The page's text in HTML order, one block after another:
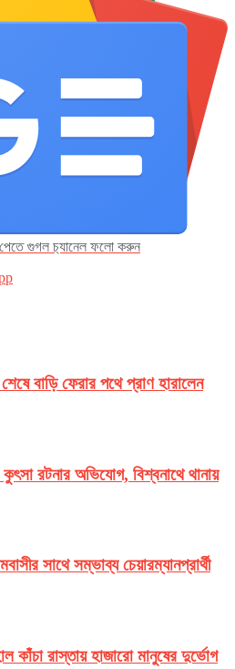
গুগল চ‌্যানেল ফলো করুন
বাড়ি ফেরার পথে প্রাণ হারালেন
রটনার অভিযোগ, বিশ্বনাথে থানায়
সাথে সম্ভাব্য চেয়ারম্যানপ্রার্থী
কাঁচা রাস্তায় হাজারো মানুষের দুর্ভোগ